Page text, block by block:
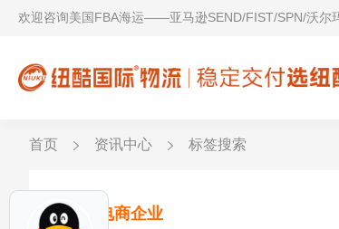
欢迎咨询美国FBA海运——亚马逊SEND/FIST/SPN/沃尔
首页 资讯中心 标签搜索
跨境电商企业